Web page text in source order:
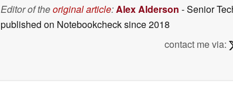
Editor of theoriginal article:Alex Alderson - Senior
published on Notebookchecksince 2018
contact me via: